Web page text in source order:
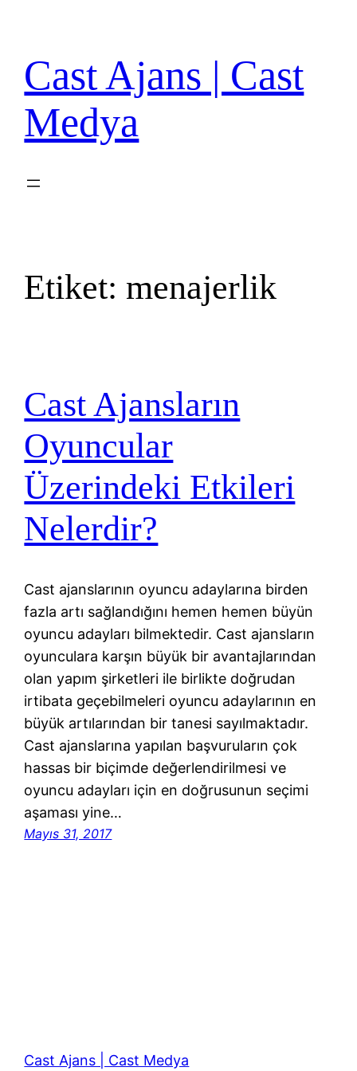
Cast Ajans | Cast
Medya
Etiket: menajerlik
Cast Ajansların
Oyuncular
Üzerindeki Etkileri
Nelerdir?
Cast ajanslarının oyuncu adaylarına birden
fazla artı sağlandığını hemen hemen büyün
oyuncu adayları bilmektedir. Cast ajansların
oyunculara karşın büyük bir avantajlarından
olan yapım şirketleri ile birlikte doğrudan
irtibata geçebilmeleri oyuncu adaylarının en
büyük artılarından bir tanesi sayılmaktadır.
Cast ajanslarına yapılan başvuruların çok
hassas bir biçimde değerlendirilmesi ve
oyuncu adayları için en doğrusunun seçimi
aşaması yine…
Mayıs 31, 2017
Cast Ajans | Cast Medya